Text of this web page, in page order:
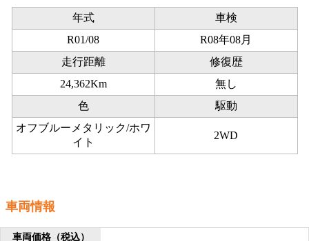
年式
車検
R01/08
R08年08月
走行距離
修復歴
24,362Km
無し
色
駆動
オフブルーメタリック/ホワ
イト
2WD
車両情報
車両価格（税込）